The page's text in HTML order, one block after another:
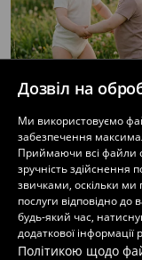
Дозвіл на
Ми використовуємо
забезпечення
Приймаючи всі файли
зручність здійснення
звичками, оскільки ми
послуги відповідно
будь-який час,
додаткової
Політикою щодо
299 UAH